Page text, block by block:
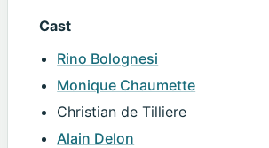
Cast
Rino Bolognesi
Monique Chaumette
Christian de Tilliere
Alain Delon